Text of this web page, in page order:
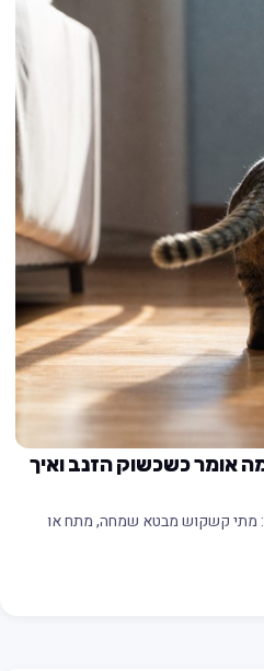
אומר כשכשוק הזנב ואיך
מתי קשקוש מבטא שמחה, מתח או